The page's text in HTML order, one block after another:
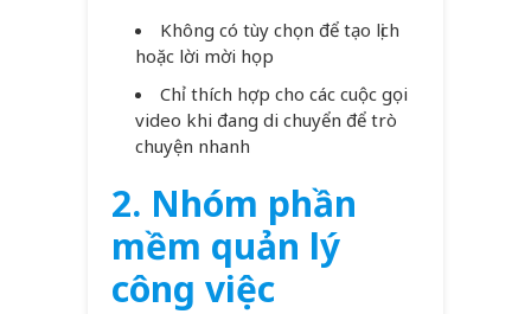
Không có tùy chọn để tạo lịch
hoặc lời mời họp
Chỉ thích hợp cho các cuộc gọi
video khi đang di chuyển để trò
chuyện nhanh
2. Nhóm phần
mềm quản lý
công việc